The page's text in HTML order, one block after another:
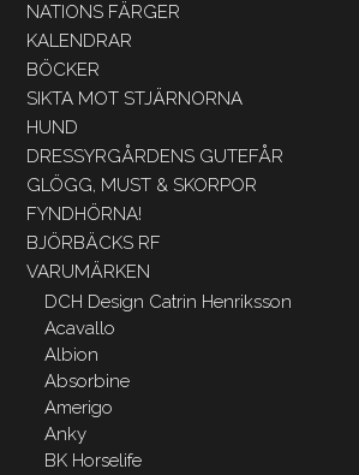
NATIONS FÄRGER
KALENDRAR
BÖCKER
SIKTA MOT STJÄRNORNA
HUND
DRESSYRGÅRDENS GUTEFÅR
GLÖGG, MUST & SKORPOR
FYNDHÖRNA!
BJÖRBÄCKS RF
VARUMÄRKEN
DCH Design Catrin Henriksson
Acavallo
Albion
Absorbine
Amerigo
Anky
BK Horselife